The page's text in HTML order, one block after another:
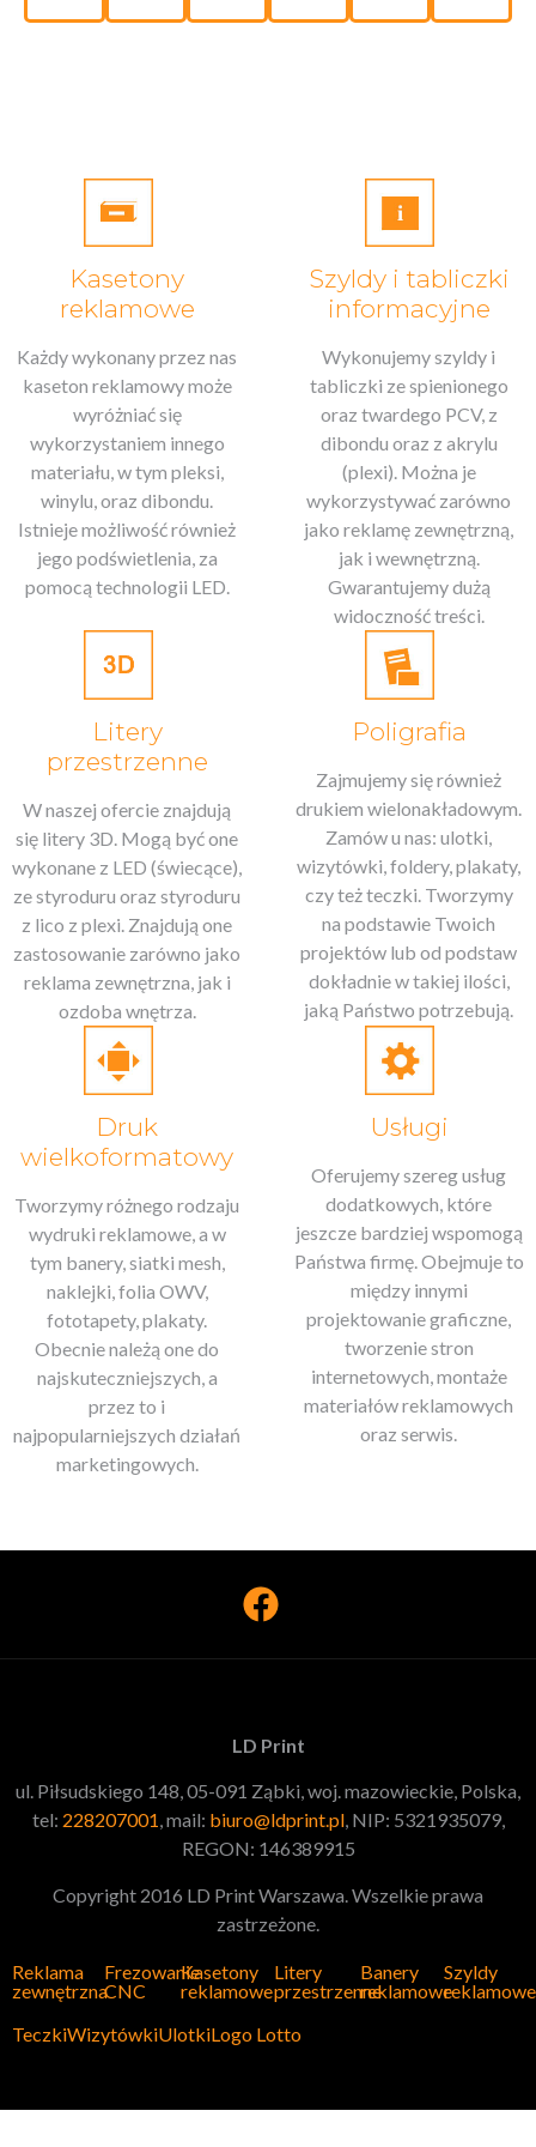
Kasetony
reklamowe
Każdy wykonany przez nas
kaseton reklamowy może
wyróżniać się
wykorzystaniem innego
materiału, w tym pleksi,
winylu, oraz dibondu.
Istnieje możliwość również
jego podświetlenia, za
pomocą technologii LED.
Szyldy i tabliczki
informacyjne
Wykonujemy szyldy i
tabliczki ze spienionego
oraz twardego PCV, z
dibondu oraz z akrylu
(plexi). Można je
wykorzystywać zarówno
jako reklamę zewnętrzną,
jak i wewnętrzną.
Gwarantujemy dużą
widoczność treści.
Litery
przestrzenne
W naszej ofercie znajdują
się litery 3D. Mogą być one
wykonane z LED (świecące),
ze styroduru oraz styroduru
z lico z plexi. Znajdują one
zastosowanie zarówno jako
reklama zewnętrzna, jak i
ozdoba wnętrza.
Poligrafia
Zajmujemy się również
drukiem wielonakładowym.
Zamów u nas: ulotki,
wizytówki, foldery, plakaty,
czy też teczki. Tworzymy
na podstawie Twoich
projektów lub od podstaw
dokładnie w takiej ilości,
jaką Państwo potrzebują.
Druk
wielkoformatowy
Tworzymy różnego rodzaju
wydruki reklamowe, a w
tym banery, siatki mesh,
naklejki, folia OWV,
fototapety, plakaty.
Obecnie należą one do
najskuteczniejszych, a
przez to i
najpopularniejszych działań
marketingowych.
Usługi
Oferujemy szereg usług
dodatkowych, które
jeszcze bardziej wspomogą
Państwa firmę. Obejmuje to
między innymi
projektowanie graficzne,
tworzenie stron
internetowych, montaże
materiałów reklamowych
oraz serwis.
LD Print
ul. Piłsudskiego 148, 05-091 Ząbki, woj. mazowieckie, Polska,
tel: 228207001, mail: biuro@ldprint.pl, NIP: 5321935079,
REGON: 146389915
Copyright 2016 LD Print Warszawa. Wszelkie prawa
zastrzeżone.
Reklama
zewnętrzna
Frezowanie
CNC
Kasetony
reklamowe
Litery
przestrzenne
Banery
reklamowe
Szyldy
reklamowe
TeczkiWizytówkiUlotkiLogo Lotto